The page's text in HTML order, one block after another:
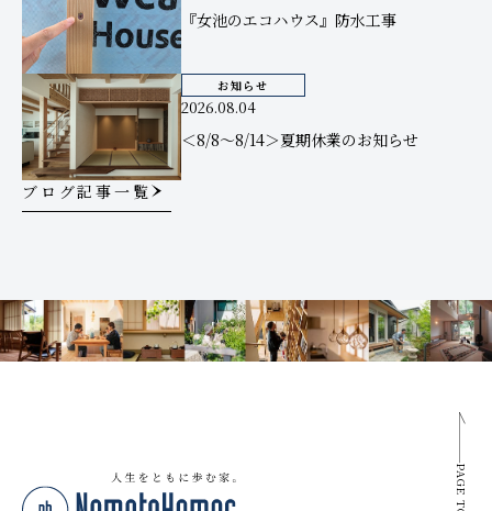
ブログ記事一覧
『女池のエコハウス』防水工事
お知らせ
2026.08.04
＜8/8～8/14＞夏期休業のお知らせ
PAGE TOP